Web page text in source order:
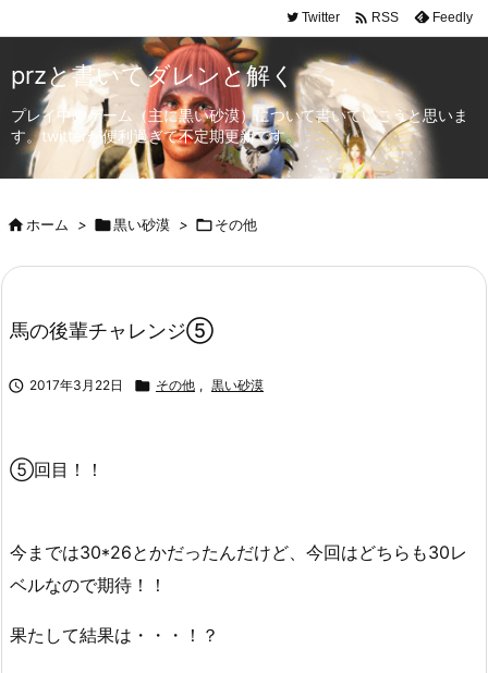
Twitter  RSS Feedly
przと書いてダレンと解く
プレイ中のゲーム（主に黒い砂漠）について書いていこうと思いま
す。twitterが便利過ぎて不定期更新です。
ホーム > 黒い砂漠 > その他
馬の後輩チャレンジ⑤
 2017年3月22日  その他 , 黒い砂漠
⑤回目！！
今までは30*26とかだったんだけど、今回はどちらも30レ
ベルなので期待！！
果たして結果は・・・！？